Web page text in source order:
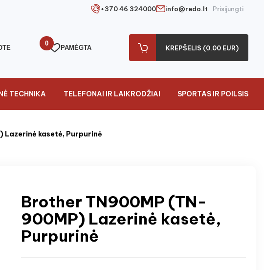
+370 46 324000 info@redo.lt Prisijungti
0
PAMĖGTA KREPŠELIS (0.00 EUR)
TECHNIKA TELEFONAI IR LAIKRODŽIAI SPORTAS IR POILSIS
kasetė, Purpurinė
Brother TN900MP (TN-
900MP) Lazerinė kasetė,
Purpurinė